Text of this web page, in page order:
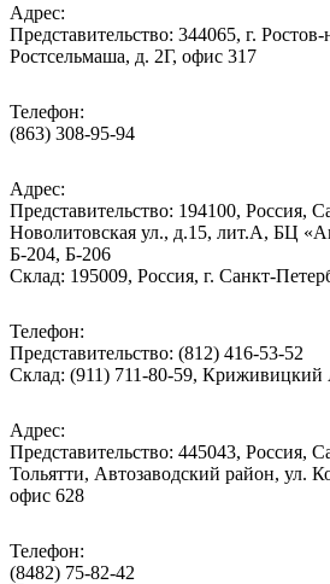
Адрес:
Представительство: 344065, г.
Ростсельмаша, д. 2Г, офис 317
Телефон:
(863) 308-95-94
Адрес:
Представительство: 194100, Россия,
Новолитовская ул., д.15, лит.А, БЦ
Б-204, Б-206
Склад: 195009, Россия, г. Санкт-
Телефон:
Представительство: (812) 416-53-52
Склад: (911) 711-80-59, Криживицкий
Адрес:
Представительство: 445043, Россия,
Тольятти, Автозаводский район, ул.
офис 628
Телефон:
(8482) 75-82-42